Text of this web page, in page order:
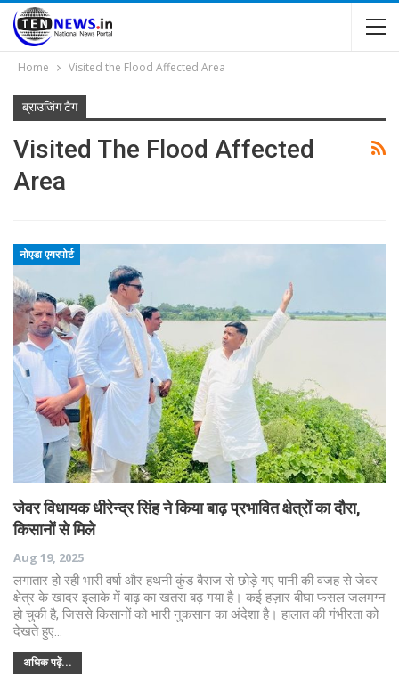
Home Visited the Flood Affected Area
ब्राउजिंग टैग
Visited The Flood Affected
Area
नोएडा एयरपोर्ट
जेवर विधायक धीरेन्द्र सिंह ने किया बाढ़ प्रभावित क्षेत्रों का दौरा,
किसानों से मिले
Aug 19, 2025
लगातार हो रही भारी वर्षा और हथनी कुंड बैराज से छोड़े गए पानी की वजह से जेवर
क्षेत्र के खादर इलाके में बाढ़ का खतरा बढ़ गया है। कई हज़ार बीघा फसल जलमग्न
हो चुकी है, जिससे किसानों को भारी नुकसान का अंदेशा है। हालात की गंभीरता को
देखते हुए…
अधिक पढ़ें...